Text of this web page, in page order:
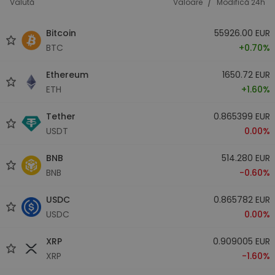
Valută Valoare / Modifică 24h
Bitcoin
BTC
55926.00 EUR
+0.70%
Ethereum
ETH
1650.72 EUR
+1.60%
Tether
USDT
0.865399 EUR
0.00%
BNB
BNB
514.280 EUR
-0.60%
USDC
USDC
0.865782 EUR
0.00%
XRP
XRP
0.909005 EUR
-1.60%